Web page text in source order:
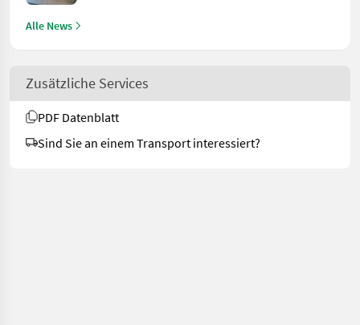
Alle News
Zusätzliche Services
PDF Datenblatt
Sind Sie an einem Transport interessiert?